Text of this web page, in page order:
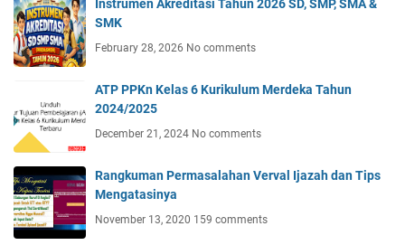
Instrumen Akreditasi Tahun 2026 SD, SMP, SMA &
SMK
February 28, 2026 No comments
ATP PPKn Kelas 6 Kurikulum Merdeka Tahun
2024/2025
December 21, 2024 No comments
Rangkuman Permasalahan Verval Ijazah dan Tips
Mengatasinya
November 13, 2020 159 comments